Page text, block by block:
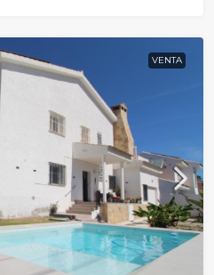
VENTA